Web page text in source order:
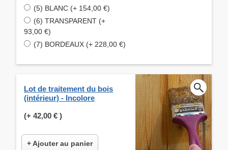
(5) BLANC (+ 154,00 €)
(6) TRANSPARENT (+
93,00 €)
(7) BORDEAUX (+ 228,00 €)
Lot de traitement du bois
(intérieur) - Incolore
(+ 42,00 € )
+ Ajouter au panier